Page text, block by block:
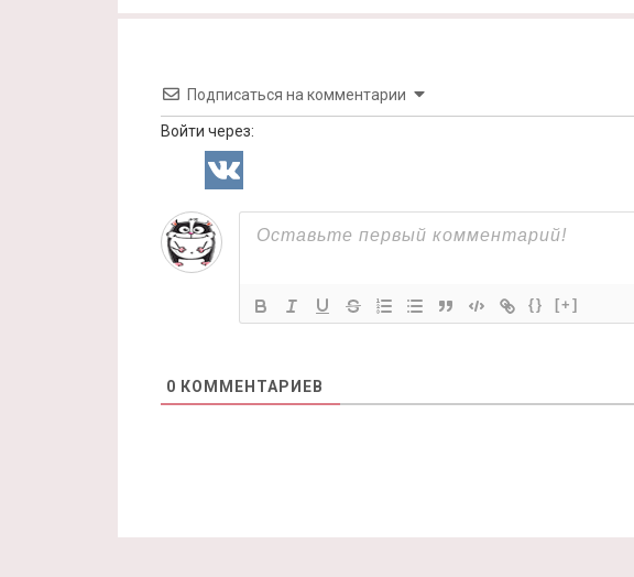
Подписаться на комментарии
Войти через:
{} [+]
0 КОММЕНТАРИЕВ